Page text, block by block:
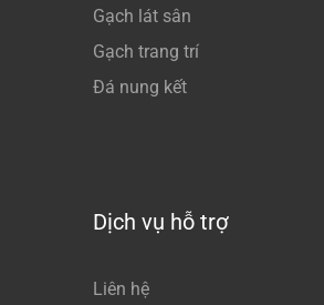
Gạch lát sân
Gạch trang trí
Đá nung kết
Dịch vụ hỗ trợ
Liên hệ